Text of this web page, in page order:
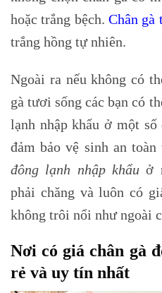
hoặc trắng bệch. Chân gà
trắng hồng tự nhiên.
Ngoài ra nếu không có
gà tươi sống các bạn có
lạnh nhập khẩu ở một
đảm bảo vệ sinh an toàn
đông lạnh nhập khẩu ở
phải chăng và luôn có
không trôi nổi như ngoài
Nơi có giá chân gà
rẻ và uy tín nhất